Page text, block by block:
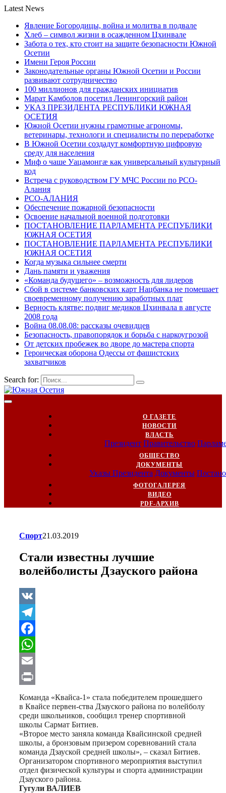
Latest News
Явление Богородицы, война и молитва в подвале
Хлеб – символ жизни в осажденном Цхинвале
Забота о тех, кто стоит на защите безопасности Южной
Осетии
Имени Героя России
Законодательные органы Южной Осетии и России
развивают сотрудничество
100 миллионов для гражданских инициатив
Марат Камболов посетил Ленингорский район
УКАЗ ПРЕЗИДЕНТА РЕСПУБЛИКИ ЮЖНАЯ
ОСЕТИЯ
Южной Осетии нужны грамотные агрономы,
ветеринары, технологи и специалисты по переработке
В Южной Осетии создадут комфортную цифровую
среду для населения
Миф о чаше Уацамонгæ как универсальный культурный
код
Встреча с руководством ГУ МЧС России по РСО-
Алания
РСО-АЛАНИЯ
Обеспечение пожарной безопасности
Освоение начальной военной подготовки
ПОСТАНОВЛЕНИЕ ПАРЛАМЕНТА РЕСПУБЛИКИ
ЮЖНАЯ ОСЕТИЯ
ПОСТАНОВЛЕНИЕ ПАРЛАМЕНТА РЕСПУБЛИКИ
ЮЖНАЯ ОСЕТИЯ
Когда музыка сильнее смерти
Дань памяти и уважения
«Команда будущего» – возможность для лидеров
Сбой в системе банковских карт Нацбанка не помешает
своевременному получению заработных плат
Верность клятве: подвиг медиков Цхинвала в августе
2008 года
Война 08.08.08: рассказы очевидцев
Безопасность, правопорядок и борьба с наркоугрозой
От детских пробежек во дворе до мастера спорта
Героическая оборона Одессы от фашистских
захватчиков
Search for:
О ГАЗЕТЕ
НОВОСТИ
ВЛАСТЬ
Президент Правительство
ОБЩЕСТВО
ДОКУМЕНТЫ
Указы Президента Документы
ФОТОГАЛЕРЕЯ
ВИДЕО
PDF-АРХИВ
Спорт21.03.2019
Стали известны лучшие
волейболисты Дзауского района
VK
Telegram
Facebook
WhatsApp
Email
Print
Команда «Квайса-1» стала победителем прошедшего
в Квайсе первен-ства Дзауского района по волейболу
среди школьников, сообщил тренер спортивной
школы Сармат Битиев.
«Второе место заняла команда Квайсинской средней
школы, а бронзовым призером соревнований стала
команда Дзауской средней школы», – сказал Битиев.
Организатором спортивного мероприятия выступил
отдел физической культуры и спорта администрации
Дзауского района.
Гугули ВАЛИЕВ